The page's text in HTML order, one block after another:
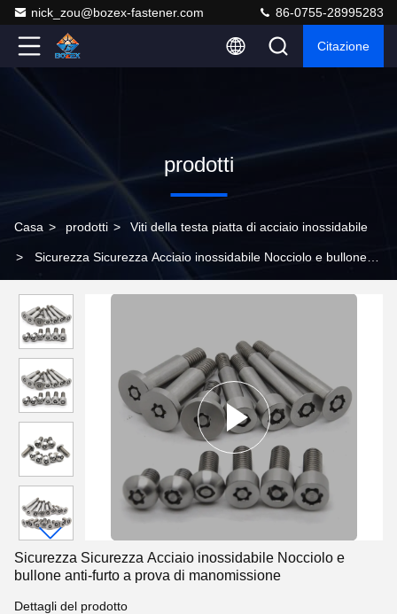
nick_zou@bozex-fastener.com 86-0755-28995283
Citazione
prodotti
Casa > prodotti > Viti della testa piatta di acciaio inossidabile
> Sicurezza Sicurezza Acciaio inossidabile Nocciolo e bullone
Sicurezza Sicurezza Acciaio inossidabile Nocciolo e
bullone anti-furto a prova di manomissione
Dettagli del prodotto